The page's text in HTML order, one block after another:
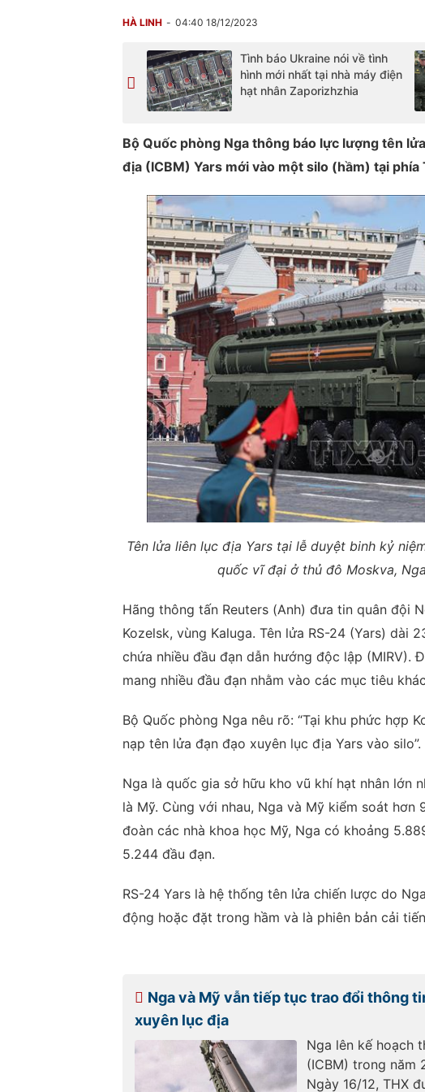
HÀ LINH 04:40 18/12/2023
Tình báo Ukraine nói về tình
hình mới nhất tại nhà máy điện
hạt nhân Zaporizhzhia
Bộ Quốc phòng Nga thông báo lực lượng tên
địa (ICBM) Yars mới vào một silo (hầm) tại phía
Tên lửa liên lục địa Yars tại lễ duyệt binh kỷ
quốc vĩ đại ở thủ đô Moskva,
Hãng thông tấn Reuters (Anh) đưa tin quân đội
Kozelsk, vùng Kaluga. Tên lửa RS-24 (Yars)
chứa nhiều đầu đạn dẫn hướng độc lập (MIRV).
mang nhiều đầu đạn nhằm vào các mục tiêu
Bộ Quốc phòng Nga nêu rõ: “Tại khu phức hợp
nạp tên lửa đạn đạo xuyên lục địa Yars vào silo”.
Nga là quốc gia sở hữu kho vũ khí hạt nhân lớn
là Mỹ. Cùng với nhau, Nga và Mỹ kiểm soát hơn
đoàn các nhà khoa học Mỹ, Nga có khoảng
5.244 đầu đạn.
RS-24 Yars là hệ thống tên lửa chiến lược do
động hoặc đặt trong hầm và là phiên bản cải
Nga và Mỹ vẫn tiếp tục trao đổi thông
xuyên lục địa
Nga lên kế hoạch
(ICBM) trong năm
Ngày 16/12, THX